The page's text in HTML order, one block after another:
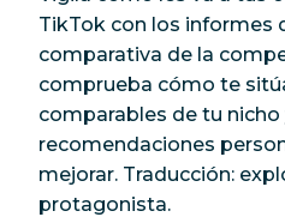
TikTok con los informes
comparativa de la
comprueba cómo te
comparables de tu
recomendaciones
mejorar. Traducción:
protagonista.